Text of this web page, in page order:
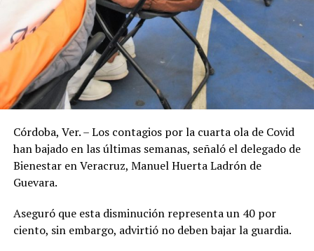
Córdoba, Ver. – Los contagios por la cuarta ola de Covid
han bajado en las últimas semanas, señaló el delegado de
Bienestar en Veracruz, Manuel Huerta Ladrón de
Guevara.
Aseguró que esta disminución representa un 40 por
ciento, sin embargo, advirtió no deben bajar la guardia.